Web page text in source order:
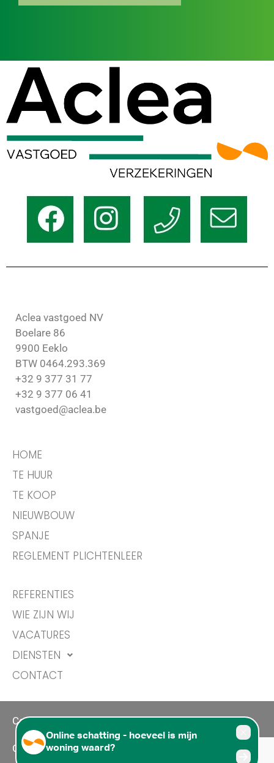
Aclea vastgoed NV
Boelare 86
9900 Eeklo
BTW 0464.293.369
+32 9 377 31 77
+32 9 377 06 41
vastgoed@aclea.be
HOME
TE HUUR
TE KOOP
NIEUWBOUW
SPANJE
REGLEMENT PLICHTENLEER
REFERENTIES
WIE ZIJN WIJ
VACATURES
DIENSTEN
CONTACT
Copyright © 2026 Aclea vastgoed NV
Gebruiksvoorwaarden Privacy Statement